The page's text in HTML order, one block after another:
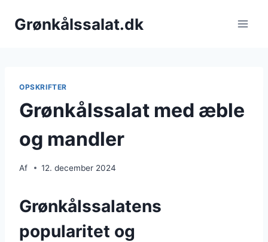
Grønkålssalat.dk
OPSKRIFTER
Grønkålssalat med æble
og mandler
Af 12. december 2024
Grønkålssalatens
popularitet og